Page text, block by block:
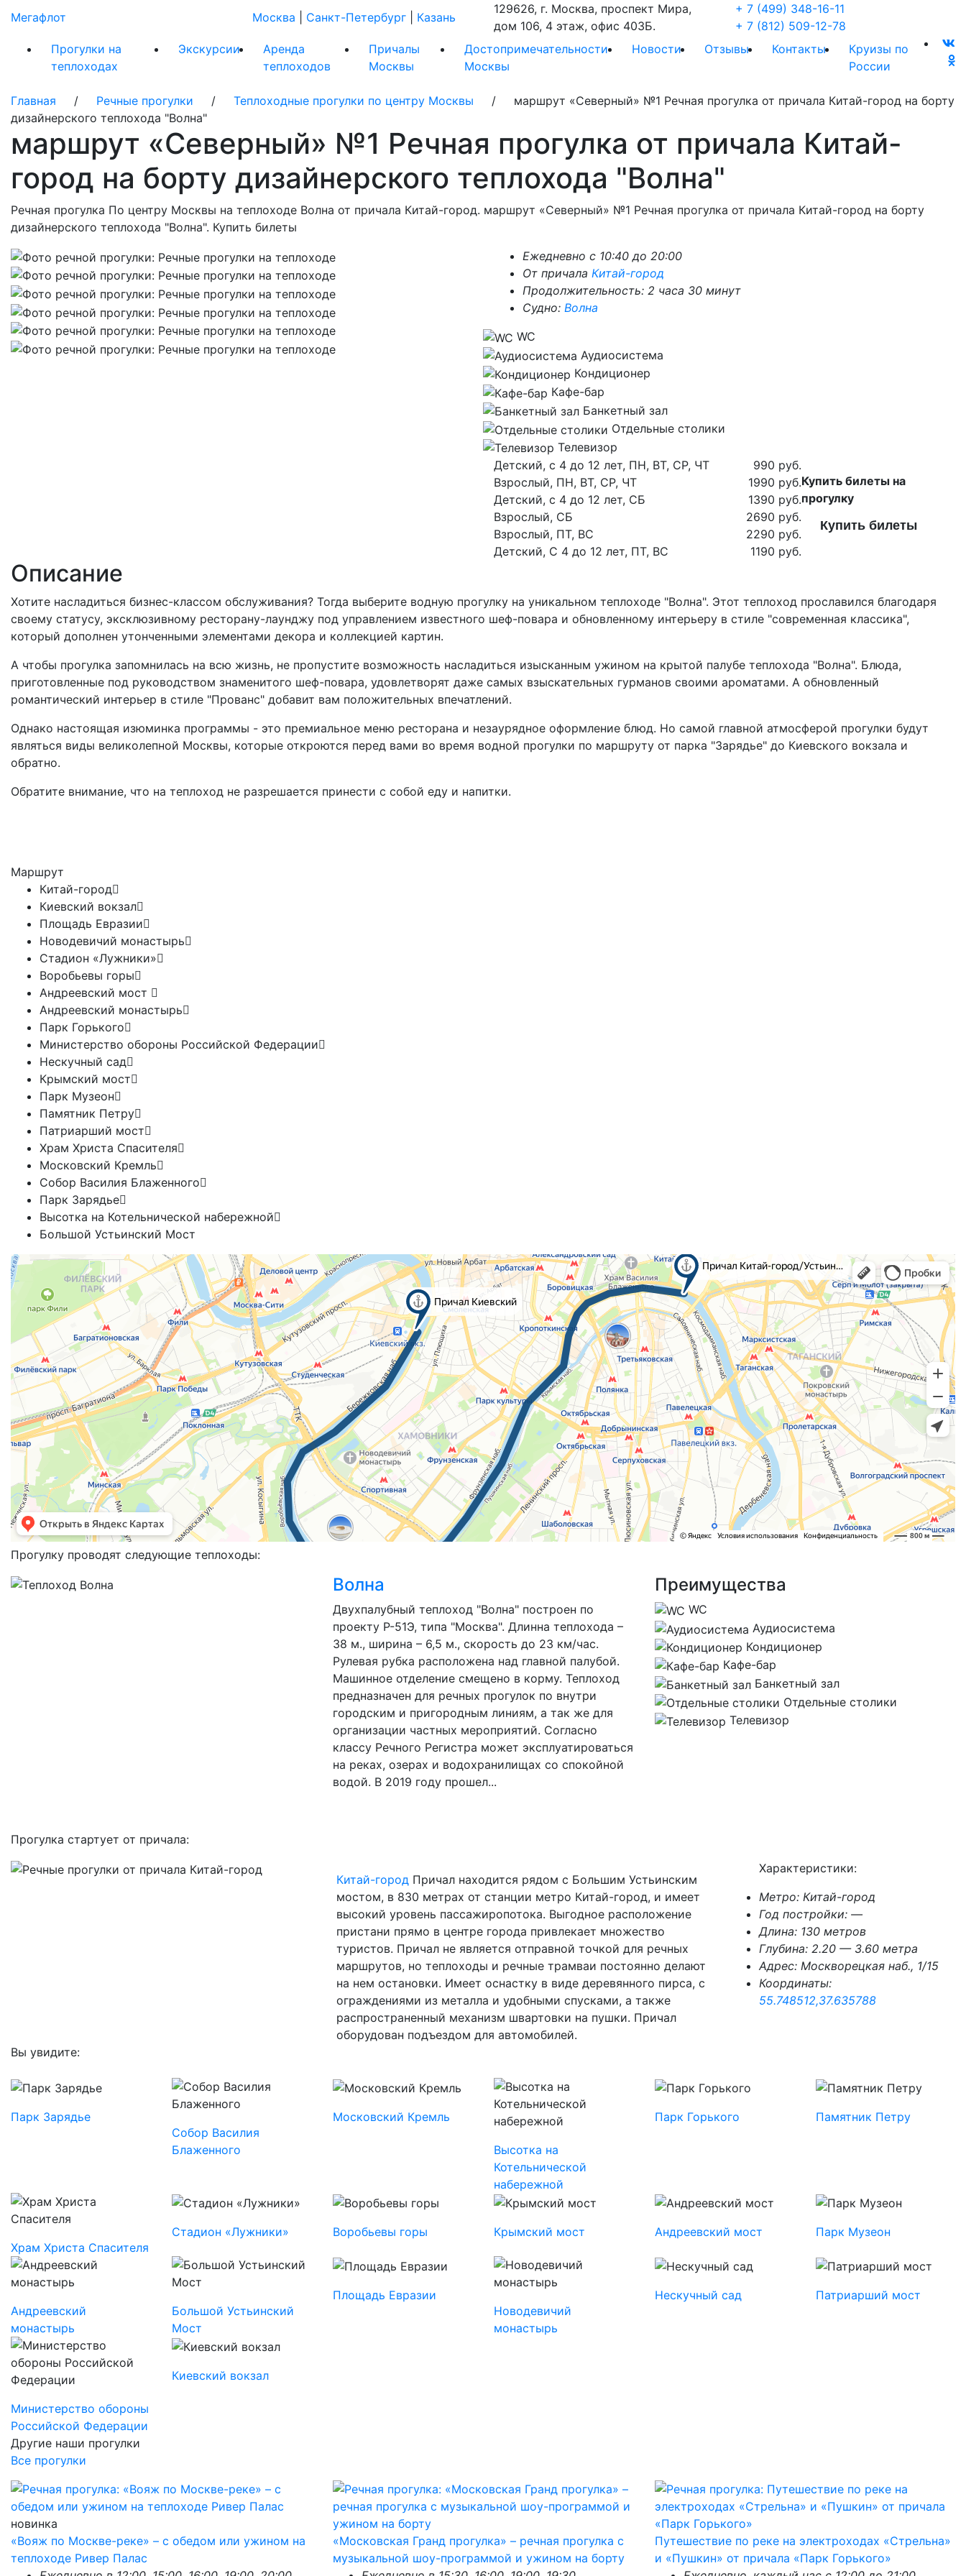
Мегафлот Москва Санкт-Петербург Казань
129626, г. Москва, проспект Мира,
дом 106, 4 этаж, офис 403Б.
+ 7 (499) 348-16-11
+ 7 (812) 509-12-78
Прогулки на
теплоходах
Экскурсии
Аренда
теплоходов
Причалы
Москвы
Достопримечательности
Москвы
Новости Отзывы Контакты
Круизы по
России
Главная / Речные прогулки / Теплоходные прогулки по центру Москвы / маршрут «Северный» №1 Речная прогулка от причала Китай-город на борту
дизайнерского теплохода "Волна"
маршрут «Северный» №1 Речная прогулка от причала Китай-
город на борту дизайнерского теплохода "Волна"
Речная прогулка По центру Москвы на теплоходе Волна от причала Китай-город. маршрут «Северный» №1 Речная прогулка от причала Китай-город на борту
дизайнерского теплохода "Волна". Купить билеты
Ежедневно с 10:40 до 20:00
От причала Китай-город
Продолжительность: 2 часа 30 минут
Судно: Волна
WC
Аудиосистема
Кондиционер
Кафе-бар
Банкетный зал
Отдельные столики
Телевизор
Детский, с 4 до 12 лет, ПН, ВТ, СР, ЧТ
990 руб.
Взрослый, ПН, ВТ, СР, ЧТ
1990 руб.
Детский, с 4 до 12 лет, СБ
1390 руб.
Взрослый, СБ
2690 руб.
Взрослый, ПТ, ВС
2290 руб.
Детский, С 4 до 12 лет, ПТ, ВС
1190 руб.
Купить билеты на
прогулку
Купить билеты
Описание
Хотите насладиться бизнес-классом обслуживания? Тогда выберите водную прогулку на уникальном теплоходе "Волна". Этот теплоход прославился благодаря
своему статусу, эксклюзивному ресторану-лаунджу под управлением известного шеф-повара и обновленному интерьеру в стиле "современная классика",
который дополнен утонченными элементами декора и коллекцией картин.
А чтобы прогулка запомнилась на всю жизнь, не пропустите возможность насладиться изысканным ужином на крытой палубе теплохода "Волна". Блюда,
приготовленные под руководством знаменитого шеф-повара, удовлетворят даже самых взыскательных гурманов своими ароматами. А обновленный
романтический интерьер в стиле "Прованс" добавит вам положительных впечатлений.
Однако настоящая изюминка программы - это премиальное меню ресторана и незаурядное оформление блюд. Но самой главной атмосферой прогулки будут
являться виды великолепной Москвы, которые откроются перед вами во время водной прогулки по маршруту от парка "Зарядье" до Киевского вокзала и
обратно.
Обратите внимание, что на теплоход не разрешается принести с собой еду и напитки.
Маршрут
Китай-город
Киевский вокзал
Площадь Евразии
Новодевичий монастырь
Стадион «Лужники»
Воробьевы горы
Андреевский мост
Андреевский монастырь
Парк Горького
Министерство обороны Российской Федерации
Нескучный сад
Крымский мост
Парк Музеон
Памятник Петру
Патриарший мост
Храм Христа Спасителя
Московский Кремль
Собор Василия Блаженного
Парк Зарядье
Высотка на Котельнической набережной
Большой Устьинский Мост
Прогулку проводят следующие теплоходы:
Волна
Двухпалубный теплоход "Волна" построен по
проекту Р-51Э, типа "Москва". Длинна теплохода –
38 м., ширина – 6,5 м., скорость до 23 км/час.
Рулевая рубка расположена над главной палубой.
Машинное отделение смещено в корму. Теплоход
предназначен для речных прогулок по внутри
городским и пригородным линиям, а так же для
организации частных мероприятий. Согласно
классу Речного Регистра может эксплуатироваться
на реках, озерах и водохранилищах со спокойной
водой. В 2019 году прошел...
Преимущества
WC
Аудиосистема
Кондиционер
Кафе-бар
Банкетный зал
Отдельные столики
Телевизор
Прогулка стартует от причала:
Китай-город Причал находится рядом с Большим Устьинским
мостом, в 830 метрах от станции метро Китай-город, и имеет
высокий уровень пассажиропотока. Выгодное расположение
пристани прямо в центре города привлекает множество
туристов. Причал не является отправной точкой для речных
маршрутов, но теплоходы и речные трамваи постоянно делают
на нем остановки. Имеет оснастку в виде деревянного пирса, с
ограждениями из металла и удобными спусками, а также
распространенный механизм швартовки на пушки. Причал
оборудован подъездом для автомобилей.
Характеристики:
Метро: Китай-город
Год постройки: —
Длина: 130 метров
Глубина: 2.20 — 3.60 метра
Адрес: Москворецкая наб., 1/15
Координаты:
55.748512,37.635788
Вы увидите:
Парк Зарядье
Собор Василия
Блаженного
Московский Кремль
Высотка на
Котельнической
набережной
Парк Горького Памятник Петру
Храм Христа Спасителя
Стадион «Лужники» Воробьевы горы Крымский мост Андреевский мост Парк Музеон
Андреевский
монастырь
Большой Устьинский
Мост
Площадь Евразии
Новодевичий
монастырь
Нескучный сад Патриарший мост
Министерство обороны
Российской Федерации
Киевский вокзал
Другие наши прогулки
Все прогулки
новинка
«Вояж по Москве-реке» – с обедом или ужином на
теплоходе Ривер Палас
«Московская Гранд прогулка» – речная прогулка с
музыкальной шоу-программой и ужином на борту
Путешествие по реке на электроходах «Стрельна»
и «Пушкин» от причала «Парк Горького»